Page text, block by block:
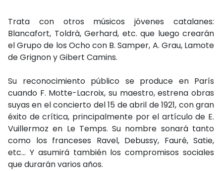
Trata con otros músicos jóvenes catalanes:
Blancafort, Toldrà, Gerhard, etc. que luego crearán
el Grupo de los Ocho con B. Samper, A. Grau, Lamote
de Grignon y Gibert Camins.
Su reconocimiento público se produce en París
cuando F. Motte-Lacroix, su maestro, estrena obras
suyas en el concierto del 15 de abril de 1921, con gran
éxito de crítica, principalmente por el artículo de E.
Vuillermoz en Le Temps. Su nombre sonará tanto
como los franceses Ravel, Debussy, Fauré, Satie,
etc... Y asumirá también los compromisos sociales
que durarán varios años.